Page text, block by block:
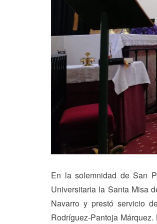
En la solemnidad de San
Universitaria la Santa Misa
Navarro y prestó servicio
Rodríguez-Pantoja